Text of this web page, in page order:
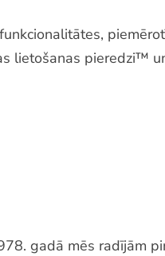
lietošanas pieredzi™
gadā mēs radījām